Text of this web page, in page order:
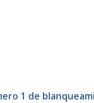
1 de